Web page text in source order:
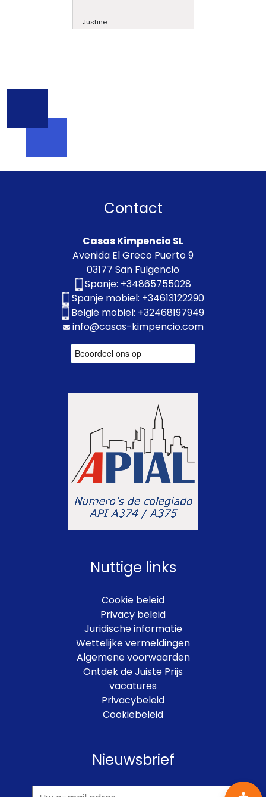
...
Justine
Contact
Casas Kimpencio SL
Avenida El Greco Puerto 9
03177 San Fulgencio
Spanje: +34865755028
Spanje mobiel: +34613122290
België mobiel: +32468197949
info@casas-kimpencio.com
Nuttige links
Cookie beleid
Privacy beleid
Juridische informatie
Wettelijke vermeldingen
Algemene voorwaarden
Ontdek de Juiste Prijs
vacatures
Privacybeleid
Cookiebeleid
Nieuwsbrief